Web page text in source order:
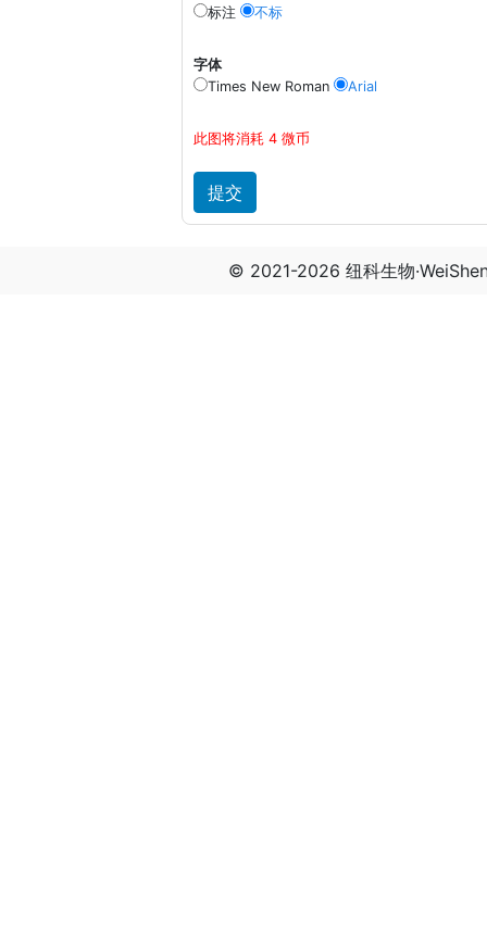
标注
不标
字体
Times New Roman
Arial
此图将消耗 4 微币
© 2021-2026 纽科生物